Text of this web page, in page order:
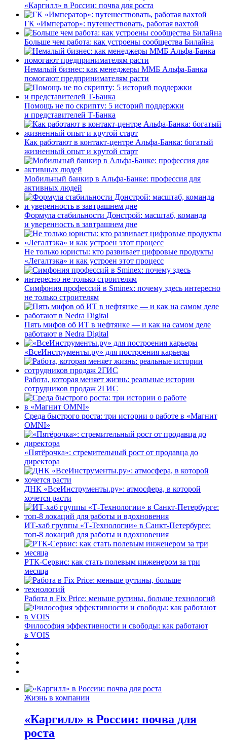
«Каргилл» в России: почва для роста
ГК «Император»: путешествовать, работая вахтой
Больше чем работа: как устроены сообщества Билайна
Немалый бизнес: как менеджеры ММБ Альфа-Банка
помогают предпринимателям расти
Помощь не по скрипту: 5 историй поддержки
и представителей Т-Банка
Как работают в контакт-центре Альфа-Банка: богатый
жизненный опыт и крутой старт
Мобильный банкир в Альфа-Банке: профессия для
активных людей
Формула стабильности Донстрой: масштаб, команда
и уверенность в завтрашнем дне
Не только юристы: кто развивает цифровые продукты
«Легалтэка» и как устроен этот процесс
Симфония профессий в Sminex: почему здесь интересно
не только строителям
Пять мифов об ИТ в нефтянке — и как на самом деле
работают в Nedra Digital
«ВсеИнструменты.ру» для построения карьеры
Работа, которая меняет жизнь: реальные истории
сотрудников продаж 2ГИС
Среда быстрого роста: три истории о работе в «Магнит
OMNI»
«Пятёрочка»: стремительный рост от продавца до
директора
ДНК «ВсеИнструменты.ру»: атмосфера, в которой
хочется расти
ИТ-хаб группы «Т-Технологии» в Санкт-Петербурге:
топ-8 локаций для работы и вдохновения
РТК-Сервис: как стать полевым инженером за три
месяца
Работа в Fix Price: меньше рутины, больше технологий
Философия эффективности и свободы: как работают
в VOIS
Жизнь в компании
«Каргилл» в России: почва для
роста